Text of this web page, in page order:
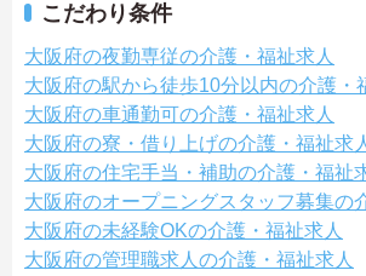
こだわり条件
大阪府の夜勤専従の介護・福祉求人
大阪府の駅から徒歩10分以内の介護・
大阪府の車通勤可の介護・福祉求人
大阪府の寮・借り上げの介護・福祉求
大阪府の住宅手当・補助の介護・福祉
大阪府のオープニングスタッフ募集の
大阪府の未経験OKの介護・福祉求人
大阪府の管理職求人の介護・福祉求人